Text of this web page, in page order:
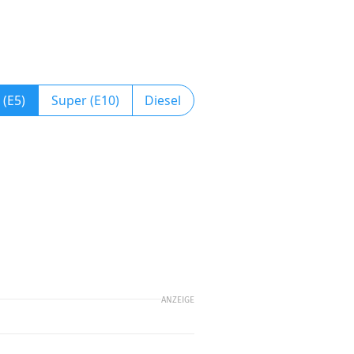
Super (E10) Diesel
ANZEIGE